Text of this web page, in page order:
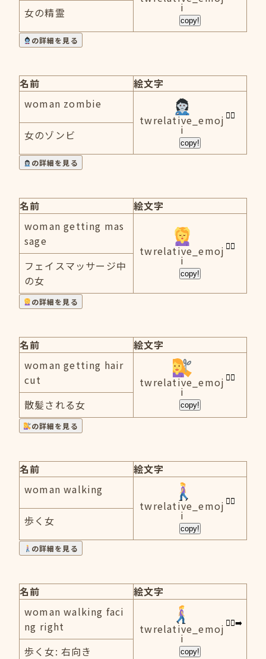
i
copy!
女の精霊
の詳細を見る
名前
絵文字
woman zombie
twrelative_emoj
i
copy!
女のゾンビ
の詳細を見る
名前
絵文字
woman getting mas
sage
twrelative_emoj
i
copy!
フェイスマッサージ中
の女
の詳細を見る
名前
絵文字
woman getting hair
cut
twrelative_emoj
i
copy!
散髪される女
の詳細を見る
名前
絵文字
woman walking
twrelative_emoj
i
copy!
歩く女
の詳細を見る
名前
絵文字
woman walking faci
ng right
twrelative_emoj
i
copy!
歩く女: 右向き